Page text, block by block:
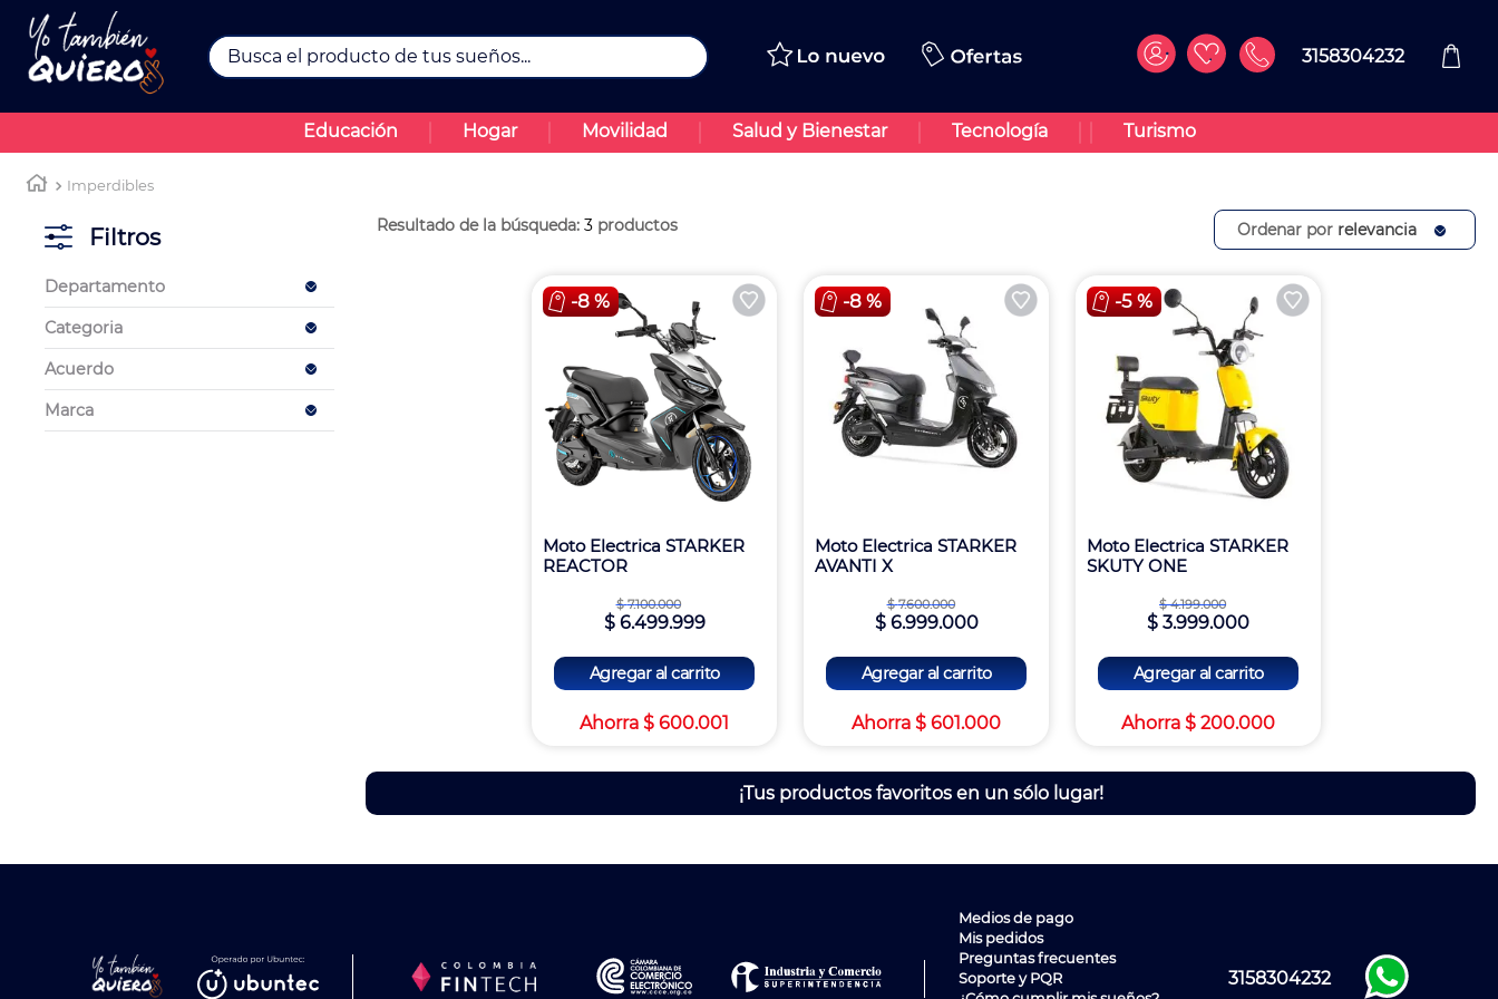
Busca el producto de tus sueños...
3158304232
Educación Hogar Movilidad Salud y Bienestar Tecnología Turismo
Imperdibles
Filtros
Departamento
Movilidad
Categoria
Movilidad Eléctrica
Acuerdo
Marca
3 productos Ordenar por relevancia
-8 %
Moto Electrica STARKER
REACTOR
$ 7.100.000
$ 6.499.999
Agregar al carrito
Ahorra $ 600.001
-8 %
Moto Electrica STARKER
AVANTI X
$ 7.600.000
$ 6.999.000
Agregar al carrito
Ahorra $ 601.000
-5 %
Moto Electrica STARKER
SKUTY ONE
$ 4.199.000
$ 3.999.000
Agregar al carrito
Ahorra $ 200.000
¡Tus productos favoritos en un sólo lugar!
Medios de pago
Mis pedidos
Preguntas frecuentes
Soporte y PQR
3158304232
TÉRMINOS MÁS BUSCADOS
5. televisores